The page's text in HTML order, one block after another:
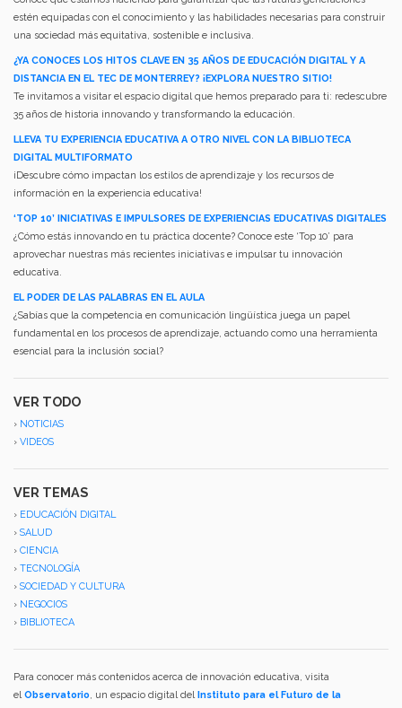
estén equipadas con el conocimiento y las habilidades necesarias para construir
una sociedad más equitativa, sostenible e inclusiva.
¿YA CONOCES LOS HITOS CLAVE EN 35 AÑOS DE EDUCACIÓN DIGITAL Y A
DISTANCIA EN EL TEC DE MONTERREY? ¡EXPLORA NUESTRO SITIO!
Te invitamos a visitar el espacio digital que hemos preparado para ti: redescubre
35 años de historia innovando y transformando la educación.
LLEVA TU EXPERIENCIA EDUCATIVA A OTRO NIVEL CON LA BIBLIOTECA
DIGITAL MULTIFORMATO
¡Descubre cómo impactan los estilos de aprendizaje y los recursos de
información en la experiencia educativa!
‘TOP 10’ INICIATIVAS E IMPULSORES DE EXPERIENCIAS EDUCATIVAS DIGITALES
¿Cómo estás innovando en tu práctica docente? Conoce este ‘Top 10’ para
aprovechar nuestras más recientes iniciativas e impulsar tu innovación
educativa.
EL PODER DE LAS PALABRAS EN EL AULA
¿Sabías que la competencia en comunicación lingüística juega un papel
fundamental en los procesos de aprendizaje, actuando como una herramienta
esencial para la inclusión social?
VER TODO
› NOTICIAS
› VIDEOS
VER TEMAS
› EDUCACIÓN DIGITAL
› SALUD
› CIENCIA
› TECNOLOGÍA
› SOCIEDAD Y CULTURA
› NEGOCIOS
› BIBLIOTECA
Para conocer más contenidos acerca de innovación educativa, visita
elObservatorio, un espacio digital delInstituto para el Futuro de la